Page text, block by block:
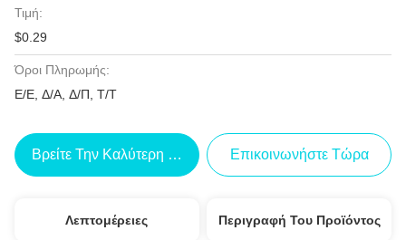
Τιμή:
$0.29
Όροι Πληρωμής:
Ε/Ε, Δ/Α, Δ/Π, Τ/Τ
Βρείτε Την Καλύτερη Τιμή Επικοινωνήστε Τώρα
Λεπτομέρειες Περιγραφή Του Προϊόντος